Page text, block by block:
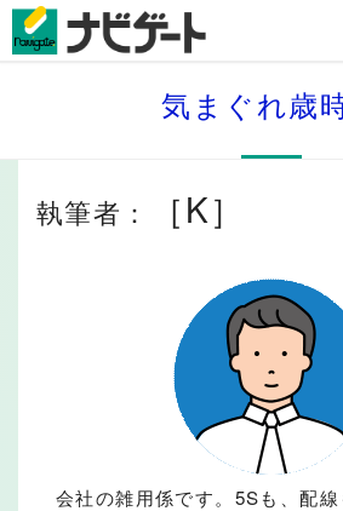
気まぐれ歳
執筆者： ［K］
会社の雑用係です。5Sも、配